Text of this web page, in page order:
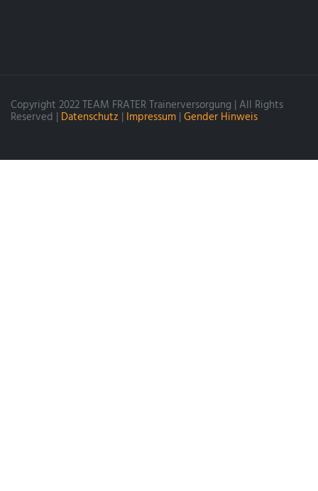
Copyright 2022 TEAM FRATER Trainerversorgung | All Rights
Reserved | Datenschutz | Impressum | Gender Hinweis